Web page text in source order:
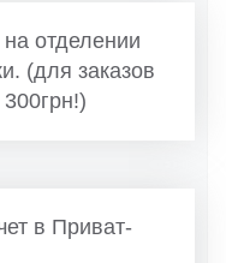
отделении
(для заказов
в Приват-